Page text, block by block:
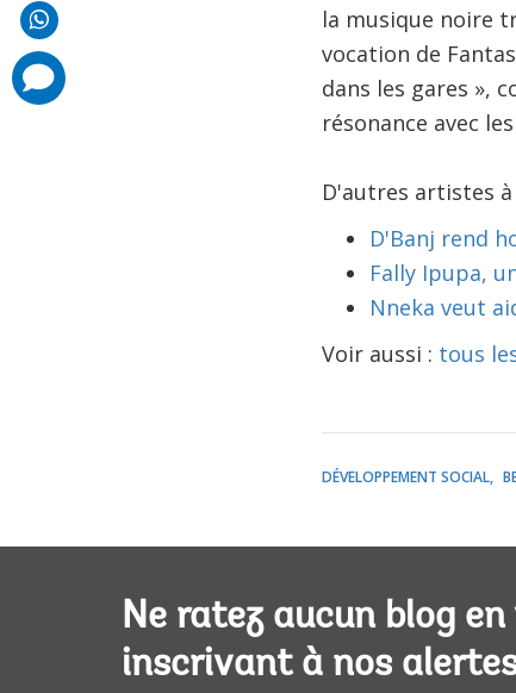
la musique noire
vocation de
dans les gares »,
résonance avec
D'autres artistes
D'Banj rend
Fally Ipupa,
Nneka veut
Voir aussi : tous
DÉVELOPPEMENT SOCIAL
Ne ratez aucun blog en
inscrivant à nos
comments
added